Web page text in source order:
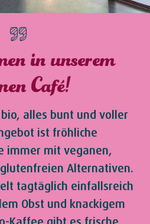
in unserem
Café!
alles bunt und voller
ist fröhliche
immer mit veganen,
Alternativen.
tagtäglich einfallsreich
Obst und knackigem